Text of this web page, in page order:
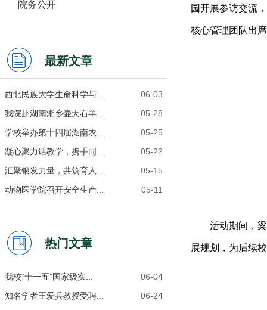
院务公开
最新文章
06-03
西北民族大学生命科学与...
05-28
我院赴湖南湘乡壶天石羊...
05-25
学校举办第十四届湖南农...
05-22
凝心聚力话教学，携手同...
05-15
汇聚银发力量，共筑育人...
05-11
动物医学院召开安全生产...
热门文章
06-04
我校“十一五”国家级实...
06-24
知名学者王爱兵教授受聘...
园开展参访交流
核心管理团队出
活动期间，
展规划，为后续